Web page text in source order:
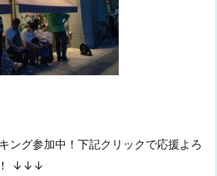
グ参加中！下記クリックで応援よろ
！ ↓↓↓